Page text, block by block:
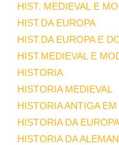
HIST. MEDIEVAL E
HIST.DA EUROPA
HIST.DA EUROPA E
HIST.MEDIEVAL E
HISTORIA
HISTORIA MEDIEVAL
HISTORIA ANTIGA EM
HISTORIA DA EUROPA
HISTORIA DA